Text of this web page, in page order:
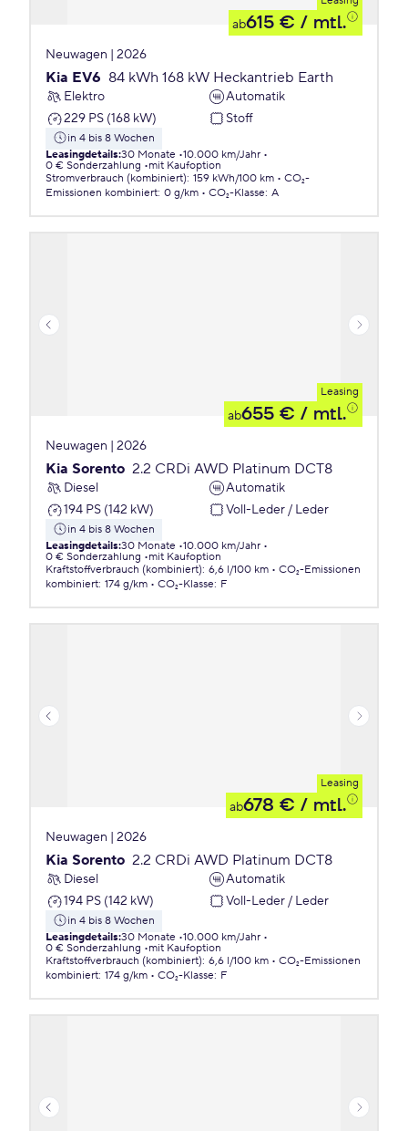
ab615 € / mtl.
Neuwagen | 2026
Kia EV6 84 kWh 168 kW Heckantrieb Earth
Elektro
Automatik
229 PS (168 kW)
Stoff
in 4 bis 8 Wochen
Leasingdetails:30 Monate 10.000 km/Jahr
0 € Sonderzahlung
mit Kaufoption
Stromverbrauch (kombiniert): 159 kWh/100 km
CO₂-
Emissionen kombiniert: 0 g/km CO₂-Klasse: A
Leasing
ab655 € / mtl.
Neuwagen | 2026
Kia Sorento 2.2 CRDi AWD Platinum DCT8
Diesel
Automatik
194 PS (142 kW)
Voll-Leder / Leder
in 4 bis 8 Wochen
Leasingdetails:30 Monate 10.000 km/Jahr
0 € Sonderzahlung
mit Kaufoption
Kraftstoffverbrauch (kombiniert): 6,6 l/100 km
CO₂-Emissionen
kombiniert: 174 g/km CO₂-Klasse: F
Leasing
ab678 € / mtl.
Neuwagen | 2026
Kia Sorento 2.2 CRDi AWD Platinum DCT8
Diesel
Automatik
194 PS (142 kW)
Voll-Leder / Leder
in 4 bis 8 Wochen
Leasingdetails:30 Monate 10.000 km/Jahr
0 € Sonderzahlung
mit Kaufoption
Kraftstoffverbrauch (kombiniert): 6,6 l/100 km
CO₂-Emissionen
kombiniert: 174 g/km CO₂-Klasse: F